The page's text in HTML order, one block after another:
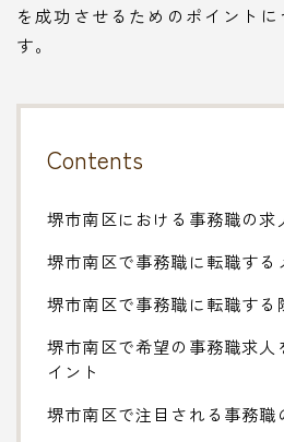
を成功させるためのポイント
す。
Contents
堺市南区における事務職の求
堺市南区で事務職に転職する
堺市南区で事務職に転職する
堺市南区で希望の事務職求人
イント
堺市南区で注目される事務職